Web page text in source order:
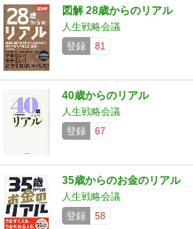
図解 28歳からのリアル
人生戦略会議
登録
81
40歳からのリアル
人生戦略会議
登録
67
35歳からのお金のリアル
人生戦略会議
登録
58